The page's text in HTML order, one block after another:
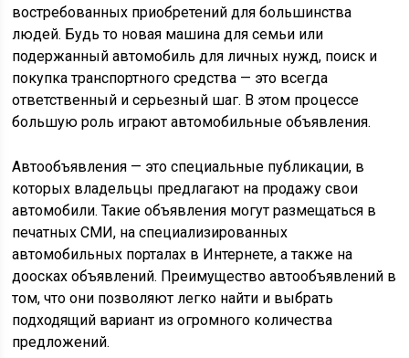
востребованных приобретений для большинства
людей. Будь то новая машина для семьи или
подержанный автомобиль для личных нужд, поиск и
покупка транспортного средства — это всегда
ответственный и серьезный шаг. В этом процессе
большую роль играют автомобильные объявления.
Автообъявления — это специальные публикации, в
которых владельцы предлагают на продажу свои
автомобили. Такие объявления могут размещаться в
печатных СМИ, на специализированных
автомобильных порталах в Интернете, а также на
доосках объявлений. Преимущество автообъявлений в
том, что они позволяют легко найти и выбрать
подходящий вариант из огромного количества
предложений.